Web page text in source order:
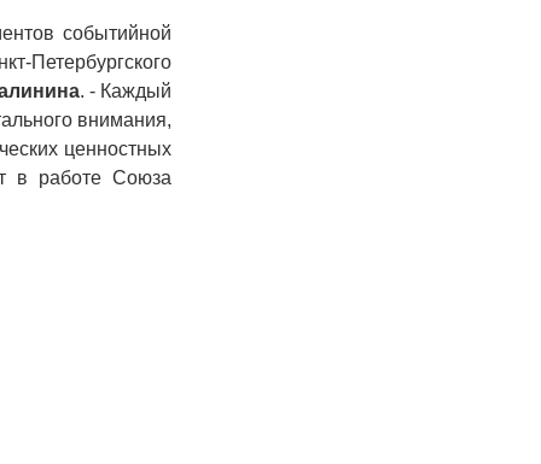
событийной
Петербургского
. - Каждый
внимания,
ценностных
в работе Союза